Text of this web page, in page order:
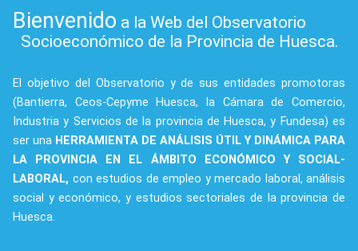
Bienvenido a la Web del Observatorio
Socioeconómico de la Provincia de Huesca.
El objetivo del Observatorio y de sus entidades promotoras
(Bantierra, Ceos-Cepyme Huesca, la Cámara de Comercio,
Industria y Servicios de la provincia de Huesca, y Fundesa) es
ser una HERRAMIENTA DE ANÁLISIS ÚTIL Y DINÁMICA PARA
LA PROVINCIA EN EL ÁMBITO ECONÓMICO Y SOCIAL-
LABORAL, con estudios de empleo y mercado laboral, análisis
social y económico, y estudios sectoriales de la provincia de
Huesca.